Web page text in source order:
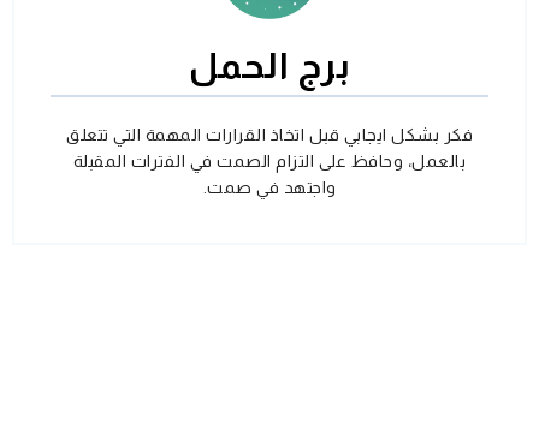
برج الحمل
فكر بشكل ايجابي قبل اتخاذ القرارات المهمة التي تتعلق
بالعمل، وحافظ على التزام الصمت في الفترات المقبلة
واجتهد في صمت.